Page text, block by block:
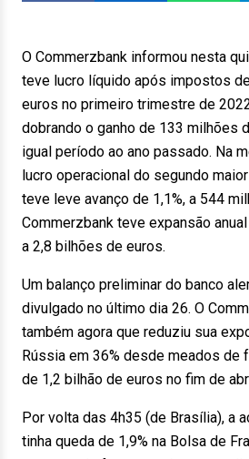
O Commerzbank informou nesta
teve lucro líquido após impostos
euros no primeiro trimestre de
dobrando o ganho de 133 milhões
igual período ao ano passado. Na
lucro operacional do segundo
teve leve avanço de 1,1%, a 544
Commerzbank teve expansão
a 2,8 bilhões de euros.
Um balanço preliminar do banco
divulgado no último dia 26. O
também agora que reduziu sua
Rússia em 36% desde meados de
de 1,2 bilhão de euros no fim de
Por volta das 4h35 (de Brasília), a
tinha queda de 1,9% na Bolsa de